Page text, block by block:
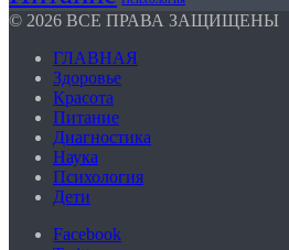
© 2026 ВСЕ ПРАВА ЗАЩИЩЕНЫ
ГЛАВНАЯ
Здоровье
Красота
Питание
Диагностика
Наука
Психология
Дети
Facebook